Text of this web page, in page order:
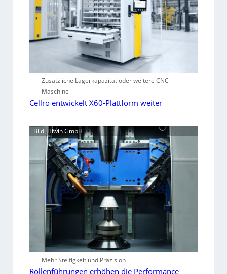
Zusätzliche Lagerkapazität oder weitere CNC-
Maschine
Cellro entwickelt X60-Plattform weiter
Bild: Hiwin GmbH
Mehr Steifigkeit und Präzision